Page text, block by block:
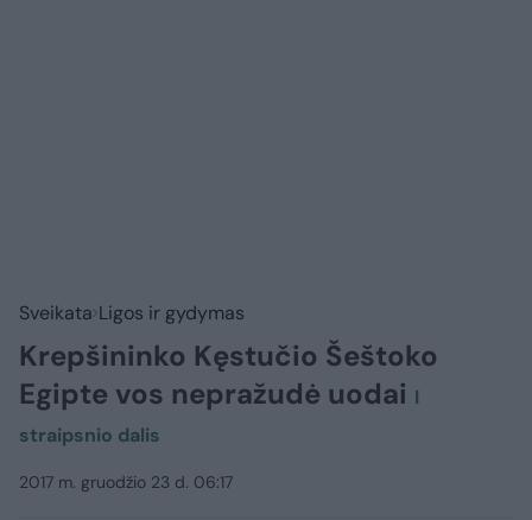
Sveikata Ligos ir gydymas
Krepšininko Kęstučio Šeštoko
Egipte vos nepražudė uodai I
straipsnio dalis
2017 m. gruodžio 23 d. 06:17